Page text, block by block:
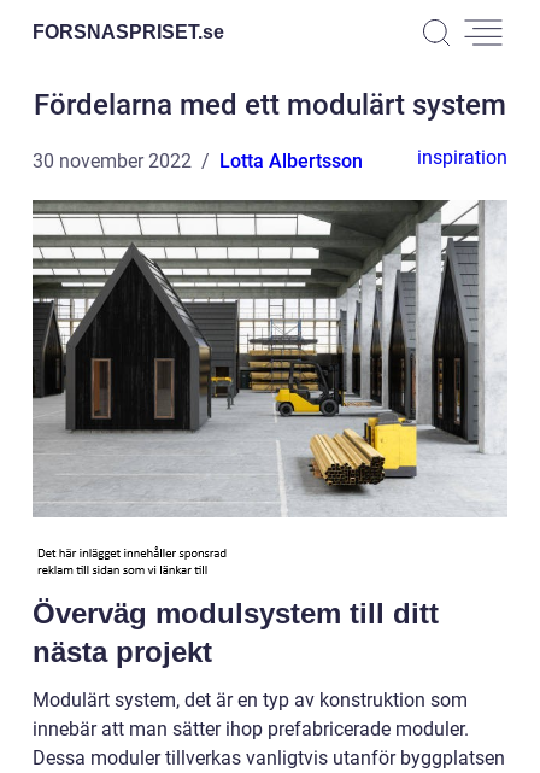
FORSNASPRISET.se
Fördelarna med ett modulärt system
30 november 2022 Lotta Albertsson inspiration
Överväg modulsystem till ditt
nästa projekt
Modulärt system, det är en typ av konstruktion som
innebär att man sätter ihop prefabricerade moduler.
Dessa moduler tillverkas vanligtvis utanför byggplatsen